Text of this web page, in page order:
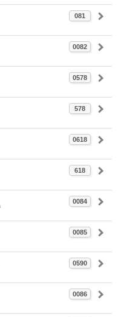
081
0082
0578
578
0618
618
0084
0085
0590
0086